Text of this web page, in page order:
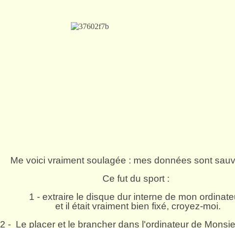
Me voici vraiment soulagée : mes données sont
Ce fut du sport :
1 - extraire le disque dur interne de mon
et il était vraiment bien fixé, croyez-moi.
2 - Le placer et le brancher dans l'ordinateur de